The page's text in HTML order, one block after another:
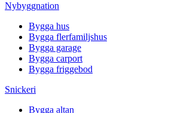
Nybyggnation
Bygga hus
Bygga flerfamiljshus
Bygga garage
Bygga carport
Bygga friggebod
Snickeri
Bygga altan